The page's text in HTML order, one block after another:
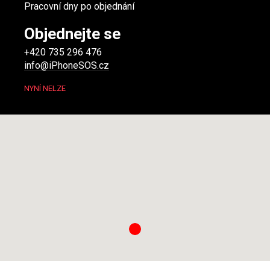
Pracovní dny po objednání
Objednejte se
+420 735 296 476
info@iPhoneSOS.cz
NYNÍ NELZE